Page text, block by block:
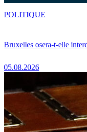
Bruxelles osera-t-elle
05.08.2026
POLITIQUE